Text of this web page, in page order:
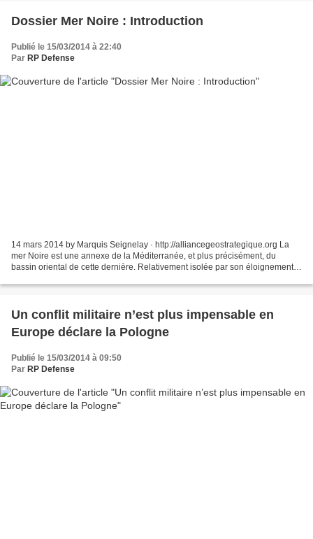
Dossier Mer Noire : Introduction
Publié le 15/03/2014 à 22:40
Par RP Defense
14 mars 2014 by Marquis Seignelay · http://alliancegeostrategique.org La
mer Noire est une annexe de la Méditerranée, et plus précisément, du
bassin oriental de cette dernière. Relativement isolée par son éloignement
Un conflit militaire n’est plus impensable en
Europe déclare la Pologne
Publié le 15/03/2014 à 09:50
Par RP Defense